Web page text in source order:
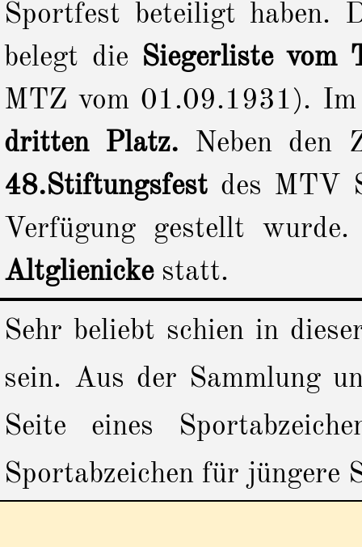
Sportfest beteiligt haben.
belegt die Siegerliste vom
MTZ vom 01.09.1931).
dritten Platz. Neben den
48.Stiftungsfest des MTV
Verfügung gestellt
Altglienickestatt.
Sehr beliebt schien in
sein. Aus der Sammlung
Seite eines
Sportabzeichen für jüngere